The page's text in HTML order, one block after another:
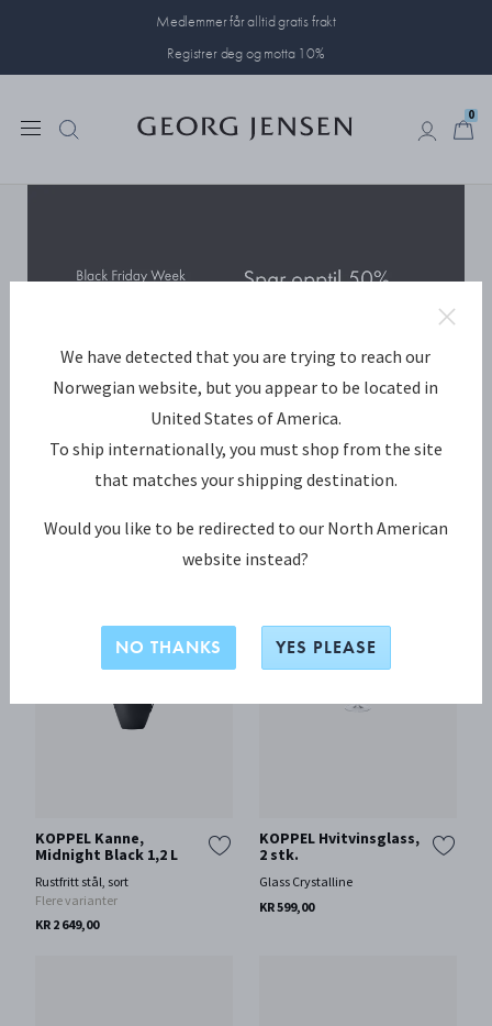
Medlemmer får alltid gratis frakt
Registrer deg og motta 10%
0
KOPPEL Kanne,
Midnight Black 1,2 L
Rustfritt stål, sort
Flere varianter
KR 2 649,00
KOPPEL Hvitvinsglass,
2 stk.
Glass Crystalline
KR 599,00
We have detected that you are trying to reach our
Norwegian website, but you appear to be located in
United States of America.
To ship internationally, you must shop from the site
that matches your shipping destination.
Would you like to be redirected to our North American
website instead?
NO THANKS YES PLEASE